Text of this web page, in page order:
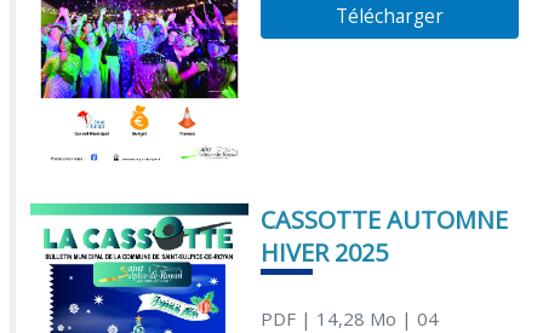
Télécharger
CASSOTTE AUTOMNE
HIVER 2025
PDF| 14,28 Mo | 04